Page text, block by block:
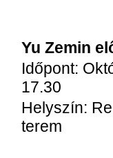
Yu Zemin
Időpont:
17.30
Helyszín:
terem